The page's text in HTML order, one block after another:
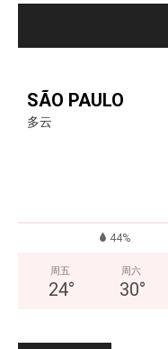
SÃO PAULO
多云
44%
周五
24°
周六
30°